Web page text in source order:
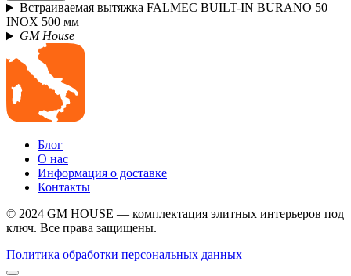
Встраиваемая вытяжка FALMEC BUILT-IN BURANO 50
INOX 500 мм
GM House
Блог
О нас
Информация о доставке
Контакты
© 2024 GM HOUSE — комплектация элитных интерьеров под
ключ. Все права защищены.
Политика обработки персональных данных